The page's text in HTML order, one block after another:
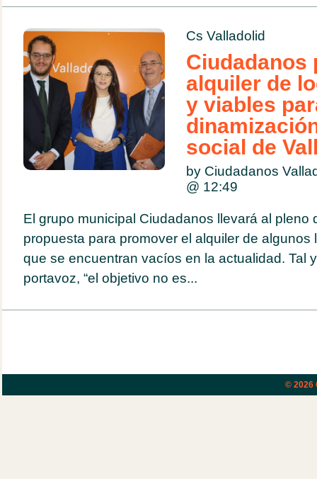
Cs Valladolid
Ciudadanos
alquiler de
y viables
social de
by Ciudadanos
@ 12:49
El grupo municipal Ciudadanos llevará al pleno
propuesta para promover el alquiler de algunos
que se encuentran vacíos en la actualidad. Tal
portavoz, “el objetivo no es...
© 2026